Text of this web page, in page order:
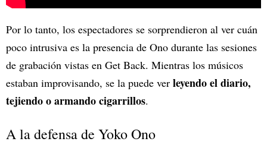
Por lo tanto, los espectadores se sorprendieron al ver cuán
poco intrusiva es la presencia de Ono durante las sesiones
de grabación vistas en Get Back. Mientras los músicos
estaban improvisando, se la puede ver leyendo el diario,
tejiendo o armando cigarrillos.
A la defensa de Yoko Ono